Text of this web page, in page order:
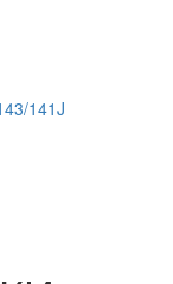
141J